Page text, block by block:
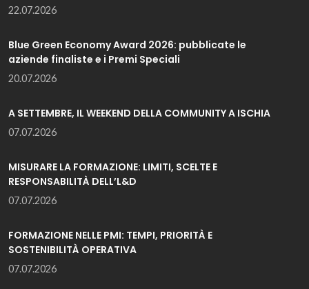
22.07.2026
Blue Green Economy Award 2026: pubblicate le
aziende finaliste e i Premi Speciali
20.07.2026
A SETTEMBRE, IL WEEKEND DELLA COMMUNITY A ISCHIA
07.07.2026
MISURARE LA FORMAZIONE: LIMITI, SCELTE E
RESPONSABILITÀ DELL’L&D
07.07.2026
FORMAZIONE NELLE PMI: TEMPI, PRIORITÀ E
SOSTENIBILITÀ OPERATIVA
07.07.2026